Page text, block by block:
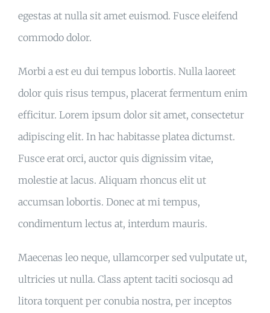
egestas at nulla sit amet euismod. Fusce eleifend
commodo dolor.
Morbi a est eu dui tempus lobortis. Nulla laoreet
dolor quis risus tempus, placerat fermentum enim
efficitur. Lorem ipsum dolor sit amet, consectetur
adipiscing elit. In hac habitasse platea dictumst.
Fusce erat orci, auctor quis dignissim vitae,
molestie at lacus. Aliquam rhoncus elit ut
accumsan lobortis. Donec at mi tempus,
condimentum lectus at, interdum mauris.
Maecenas leo neque, ullamcorper sed vulputate ut,
ultricies ut nulla. Class aptent taciti sociosqu ad
litora torquent per conubia nostra, per inceptos